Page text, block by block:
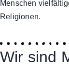
Menschen
Religionen.
Wir sind